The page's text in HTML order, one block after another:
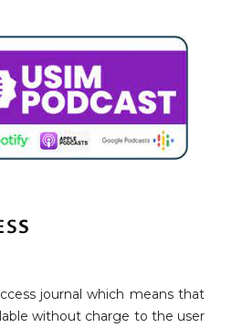
journal which means that
without charge to the user